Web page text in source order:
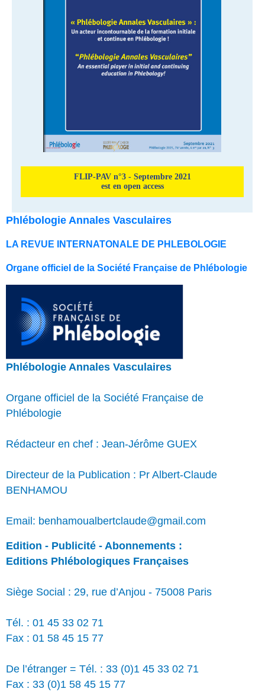
FLIP-PAV n°3 - Septembre 2021
est en open access
Phlébologie Annales Vasculaires
LA REVUE INTERNATONALE DE PHLEBOLOGIE
Organe officiel de la Société Française de Phlébologie
Phlébologie Annales Vasculaires
Organe officiel de la Société Française de
Phlébologie
Rédacteur en chef : Jean-Jérôme GUEX
Directeur de la Publication : Pr Albert-Claude
BENHAMOU
Email: benhamoualbertclaude@gmail.com
Edition - Publicité - Abonnements :
Editions Phlébologiques Françaises
Siège Social : 29, rue d’Anjou - 75008 Paris
Tél. : 01 45 33 02 71
Fax : 01 58 45 15 77
De l’étranger = Tél. : 33 (0)1 45 33 02 71
Fax : 33 (0)1 58 45 15 77